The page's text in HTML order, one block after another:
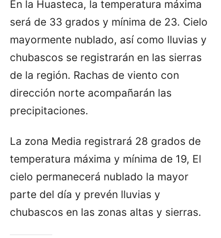
En la Huasteca, la temperatura máxima
será de 33 grados y mínima de 23. Cielo
mayormente nublado, así como lluvias y
chubascos se registrarán en las sierras
de la región. Rachas de viento con
dirección norte acompañarán las
precipitaciones.
La zona Media registrará 28 grados de
temperatura máxima y mínima de 19, El
cielo permanecerá nublado la mayor
parte del día y prevén lluvias y
chubascos en las zonas altas y sierras.